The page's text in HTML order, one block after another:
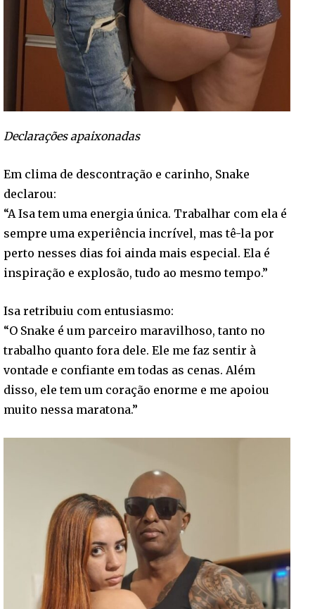
Declarações apaixonadas
Em clima de descontração e carinho, Snake
declarou:
“A Isa tem uma energia única. Trabalhar com ela é
sempre uma experiência incrível, mas tê-la por
perto nesses dias foi ainda mais especial. Ela é
inspiração e explosão, tudo ao mesmo tempo.”
Isa retribuiu com entusiasmo:
“O Snake é um parceiro maravilhoso, tanto no
trabalho quanto fora dele. Ele me faz sentir à
vontade e confiante em todas as cenas. Além
disso, ele tem um coração enorme e me apoiou
muito nessa maratona.”